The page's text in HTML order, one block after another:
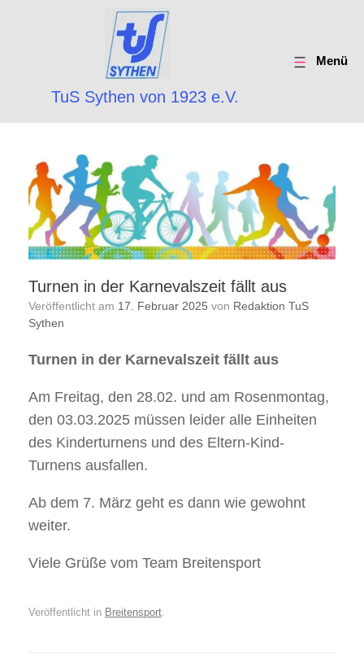
TuS Sythen von 1923 e.V.
Menü
Turnen in der Karnevalszeit fällt aus
Veröffentlicht am 17. Februar 2025 von Redaktion TuS
Sythen
Turnen in der Karnevalszeit fällt aus
Am Freitag, den 28.02. und am Rosenmontag,
den 03.03.2025 müssen leider alle Einheiten
des Kinderturnens und des Eltern-Kind-
Turnens ausfallen.
Ab dem 7. März geht es dann wie gewohnt
weiter.
Viele Grüße vom Team Breitensport
Veröffentlicht in Breitensport.